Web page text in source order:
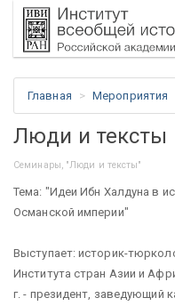
Главная Мероприятия
Люди и тексты
Семинары, "Люди и тексты"
Тема: "Идеи Ибн Халдуна в
Османской империи"
Выступает: историк-
Института стран Азии и
г. - президент, заведующий